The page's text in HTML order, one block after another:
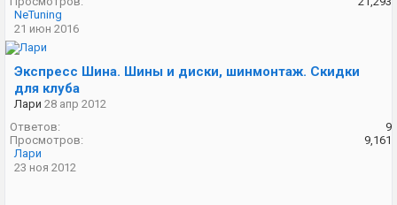
NeTuning
21 июн 2016
Экспресс Шина. Шины и диски, шинмонтаж. Скидки
для клуба
Лари 28 апр 2012
Ответов:
9
Просмотров:
9,161
Лари
23 ноя 2012